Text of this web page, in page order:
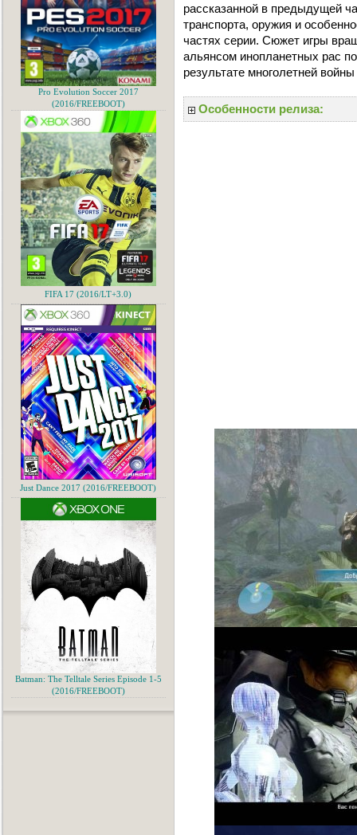
рассказанной в предыдущей
транспорта, оружия и
частях серии. Сюжет игры
альянсом инопланетных рас
результате многолетней
Особенности релиза:
Pro Evolution Soccer 2017
(2016/FREEBOOT)
FIFA 17 (2016/LT+3.0)
Just Dance 2017 (2016/FREEBOOT)
Batman: The Telltale Series Episode 1-5
(2016/FREEBOOT)